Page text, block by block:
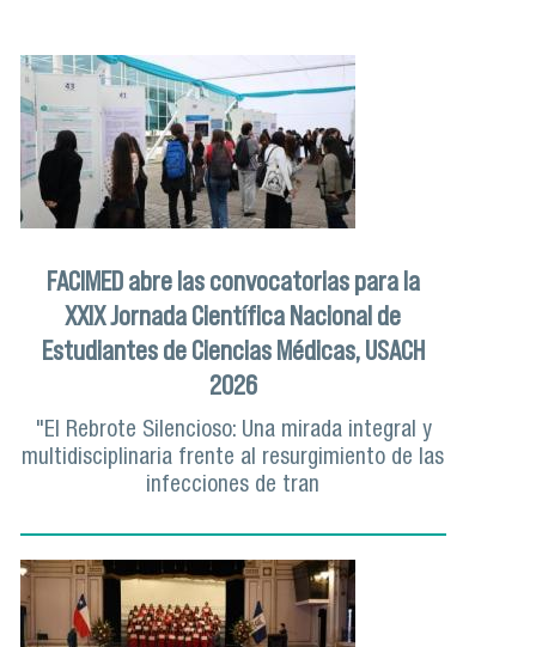
FACIMED abre las convocatorias para la
XXIX Jornada Científica Nacional de
Estudiantes de Ciencias Médicas, USACH
2026
"El Rebrote Silencioso: Una mirada integral y
multidisciplinaria frente al resurgimiento de las
infecciones de tran